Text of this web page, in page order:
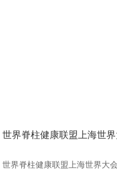
世界脊柱健康联盟上海世
世界脊柱健康联盟上海世界大